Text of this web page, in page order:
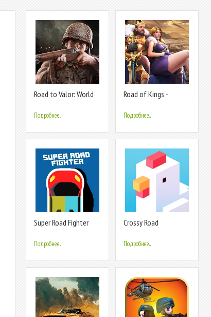
Road to Valor: World
Подробнее...
Road of Kings -
Подробнее...
Super Road Fighter
Подробнее...
Crossy Road
Подробнее...